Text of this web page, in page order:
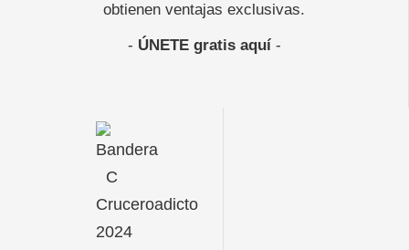
obtienen ventajas exclusivas.
- ÚNETE gratis aquí-